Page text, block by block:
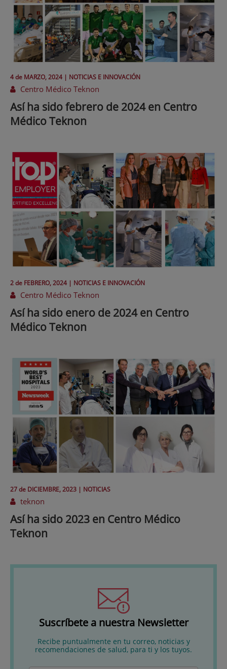
4 de MARZO, 2024 | NOTICIAS E INNOVACIÓN
Centro Médico Teknon
Así ha sido febrero de 2024 en Centro
Médico Teknon
2 de FEBRERO, 2024 | NOTICIAS E INNOVACIÓN
Centro Médico Teknon
Así ha sido enero de 2024 en Centro
Médico Teknon
27 de DICIEMBRE, 2023 | NOTICIAS
teknon
Así ha sido 2023 en Centro Médico
Teknon
Suscríbete a nuestra Newsletter
Recibe puntualmente en tu correo, noticias y
recomendaciones de salud, para ti y los tuyos.